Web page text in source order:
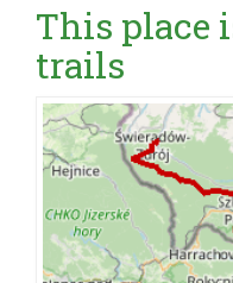
This place
trails